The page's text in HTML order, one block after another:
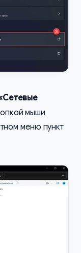
мыши
меню пункт